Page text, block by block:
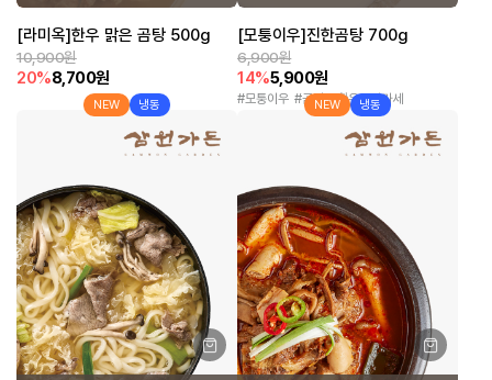
[라미옥]한우 맑은 곰탕 500g
10,900원
20%8,700원
[모퉁이우]진한곰탕 700g
6,900원
14%5,900원
모퉁이우 곰탕 한우오마카세
NEW 냉동 NEW 냉동